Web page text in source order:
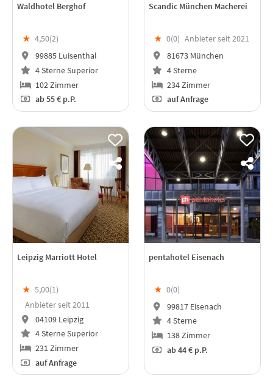
Waldhotel Berghof
★ 4,50(2)
99885 Luisenthal
4 Sterne Superior
102 Zimmer
ab55 € p.P.
Scandic München Macherei
★ 0(0) Anbieter seit 2021
81673 München
4 Sterne
234 Zimmer
auf Anfrage
Leipzig Marriott Hotel
★ 5,00(1)
Anbieter seit 2011
04109 Leipzig
4 Sterne Superior
231 Zimmer
auf Anfrage
pentahotel Eisenach
★ 0(0)
99817 Eisenach
4 Sterne
138 Zimmer
ab44 € p.P.